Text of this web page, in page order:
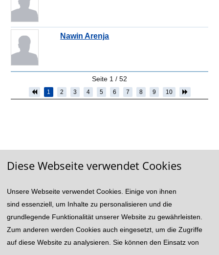
Nawin Arenja
Seite 1 / 52
1 2 3 4 5 6 7 8 9 10
© 2026 VWA/BA: Verwaltungs- und Wirtschafts-Akademie
und Berufsakademie Göttingen
Impressum
Rechtshinweis Datenschutzhinweise
Powered byAkasis
Diese Webseite verwendet Cookies
Unsere Webseite verwendet Cookies. Einige von ihnen
sind essenziell, um Inhalte zu personalisieren und die
grundlegende Funktionalität unserer Website zu gewährleisten.
Zum anderen werden Cookies auch eingesetzt, um die Zugriffe
auf diese Website zu analysieren. Sie können den Einsatz von